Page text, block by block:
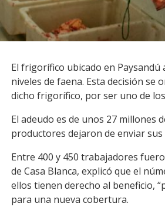
Facebook
WhatsApp
Email
El frigorífico ubicado en
niveles de faena. Esta decisión
dicho frigorífico, por ser uno de
El adeudo es de unos 27 millones
productores dejaron de enviar
Entre 400 y 450 trabajadores
de Casa Blanca, explicó que el
ellos tienen derecho al beneficio,
para una nueva cobertura.